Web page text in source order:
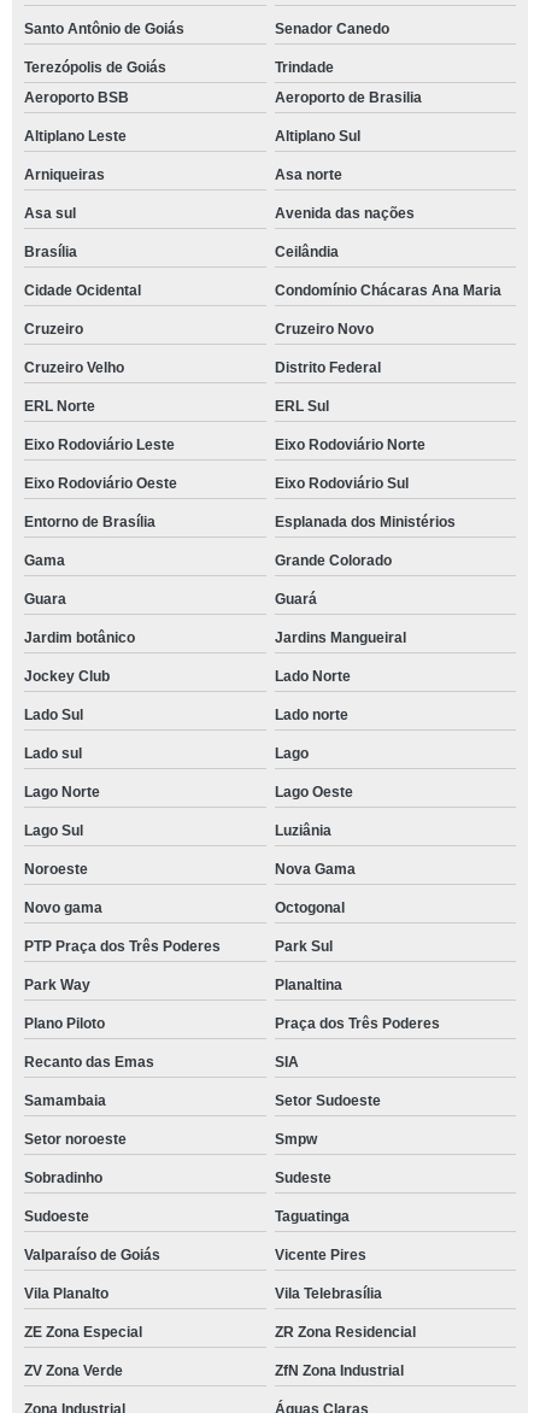
Santo Antônio de Goiás Senador Canedo
Terezópolis de Goiás
Trindade
Aeroporto BSB
Aeroporto de Brasilia
Altiplano Leste Altiplano Sul
Arniqueiras Asa norte
Asa sul Avenida das nações
Brasília Ceilândia
Cidade Ocidental Condomínio Chácaras Ana Maria
Cruzeiro Cruzeiro Novo
Cruzeiro Velho Distrito Federal
ERL Norte ERL Sul
Eixo Rodoviário Leste Eixo Rodoviário Norte
Eixo Rodoviário Oeste Eixo Rodoviário Sul
Entorno de Brasília Esplanada dos Ministérios
Gama Grande Colorado
Guara Guará
Jardim botânico Jardins Mangueiral
Jockey Club Lado Norte
Lado Sul Lado norte
Lado sul Lago
Lago Norte Lago Oeste
Lago Sul Luziânia
Noroeste Nova Gama
Novo gama Octogonal
PTP Praça dos Três Poderes Park Sul
Park Way Planaltina
Plano Piloto Praça dos Três Poderes
Recanto das Emas SIA
Samambaia Setor Sudoeste
Setor noroeste Smpw
Sobradinho Sudeste
Sudoeste Taguatinga
Valparaíso de Goiás Vicente Pires
Vila Planalto Vila Telebrasília
ZE Zona Especial ZR Zona Residencial
ZV Zona Verde ZfN Zona Industrial
Zona Industrial Águas Claras